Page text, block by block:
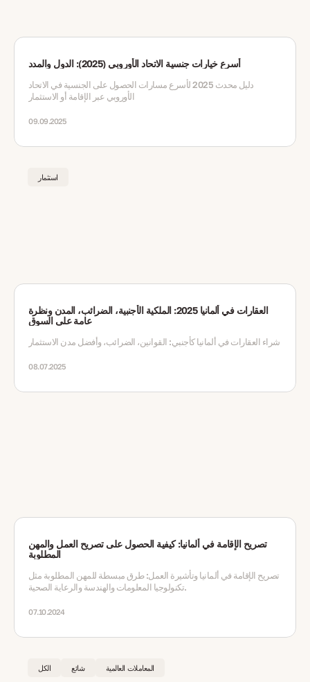
أسرع خيارات جنسية الاتحاد الأوروبي (2025): الدول والمدد
دليل محدث 2025 لأسرع مسارات الحصول على الجنسية في الاتحاد
الأوروبي عبر الإقامة أو الاستثمار
09.09.2025
استثمار
العقارات في ألمانيا 2025: الملكية الأجنبية، الضرائب، المدن ونظرة
عامة على السوق
شراء العقارات في ألمانيا كأجنبي: القوانين، الضرائب، وأفضل مدن الاستثمار
08.07.2025
تصريح الإقامة في ألمانيا: كيفية الحصول على تصريح العمل والمهن
المطلوبة
تصريح الإقامة في ألمانيا وتأشيرة العمل: طرق مبسطة للمهن المطلوبة مثل
تكنولوجيا المعلومات والهندسة والرعاية الصحية.
07.10.2024
الكل شائع المعاملات العالمية